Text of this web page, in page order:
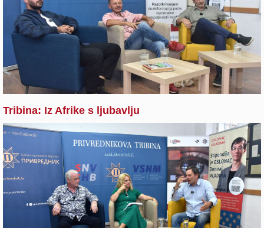
Tribina: Iz Afrike s ljubavlju